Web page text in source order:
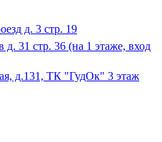
д. 3 стр. 19
д. 31 стр. 36 (на 1 этаже, вход
д.131, ТК "ГудОк" 3 этаж